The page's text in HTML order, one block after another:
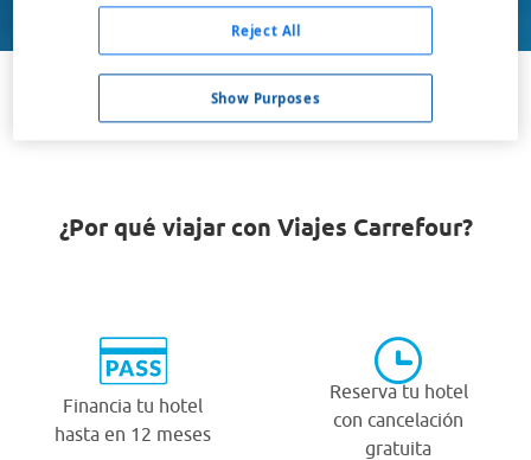
Buscar
VER TODOS LOS HOTELES BARATOS EN KODIAK
¿Por qué viajar con Viajes Carrefour?
Financia tu hotel
hasta en 12 meses
Reserva tu hotel
con cancelación
gratuita
Show Purposes
Reject All